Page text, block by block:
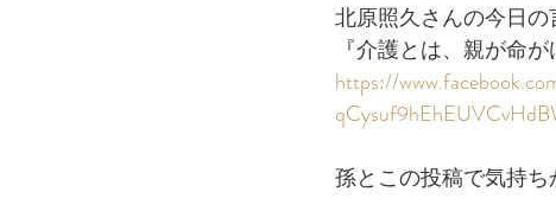
北原照久さんの今日の
『介護とは、親が命
https://
孫とこの投稿で気持ち